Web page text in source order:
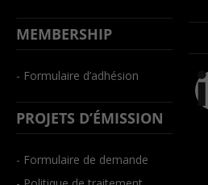
MEMBERSHIP
- Formulaire d’adhésion
PROJETS D’ÉMISSION
- Formulaire de demande